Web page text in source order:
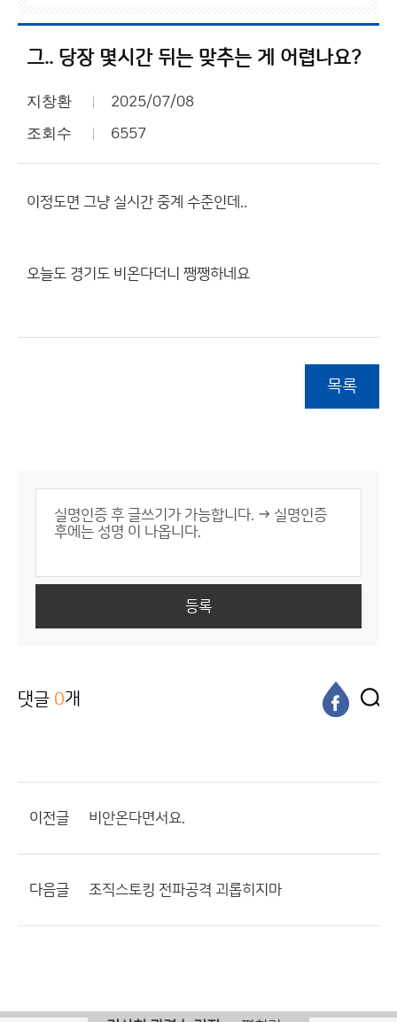
그.. 당장 몇시간 뒤는 맞추는 게 어렵나요?
지창환 2025/07/08
조회수 6557
이정도면 그냥 실시간 중계 수준인데..
오늘도 경기도 비온다더니 쨍쨍하네요
목록
등록
댓글 0개
이전글 비안온다면서요.
다음글 조직스토킹 전파공격 괴롭히지마